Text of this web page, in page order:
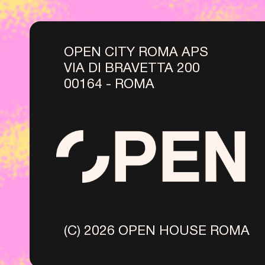
OPEN CITY ROMA APS
VIA DI BRAVETTA 200
00164 - ROMA
(C) 2026 OPEN HOUSE ROMA